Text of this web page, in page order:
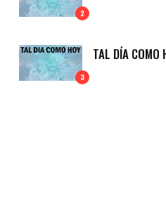
2
3
TAL DÍA COMO